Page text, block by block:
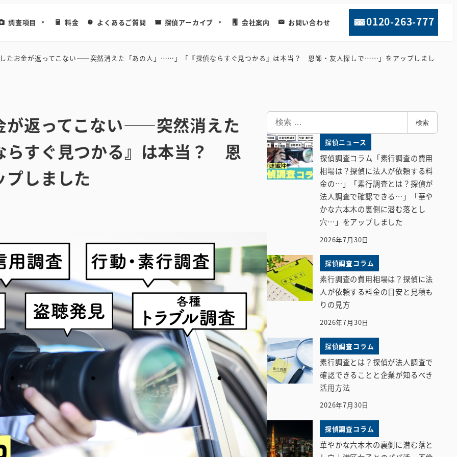
調査項目 料金 よくあるご質問 探偵アーカイブ 会社案内 お問い合わせ 0120-263-777
たお金が返ってこない――突然消えた「あの人」……」「『探偵ならすぐ見つかる』は本当？ 恩師・友人探しで……」をアップしまし
が返ってこない――突然消えた
すぐ見つかる』は本当？ 恩
しました
索
検索
探偵ニュース
探偵調査コラム「素行調査の費用
相場は？探偵に法人が依頼する料
金の…」「素行調査とは？探偵が
法人調査で確認できる…」「華や
かな六本木の裏側に潜む落とし
穴…」をアップしました
2026年7月30日
探偵調査コラム
素行調査の費用相場は？探偵に法
人が依頼する料金の目安と見積も
りの見方
2026年7月30日
探偵調査コラム
素行調査とは？探偵が法人調査で
確認できることと企業が知るべき
活用方法
2026年7月30日
探偵調査コラム
華やかな六本木の裏側に潜む落と